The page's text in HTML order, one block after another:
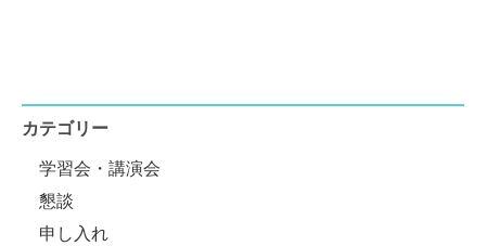
カテゴリー
学習会・講演会
懇談
申し入れ